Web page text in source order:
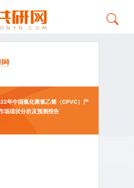
年中国氯化聚氯乙烯（CPVC）产
场现状分析及预测报告